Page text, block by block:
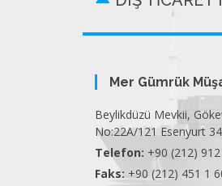
Mer Gümrük
Beylikdüzü Mevkii,
No:22A/121 Esenyurt
Telefon: +90 (212)
Faks: +90 (212) 451 1